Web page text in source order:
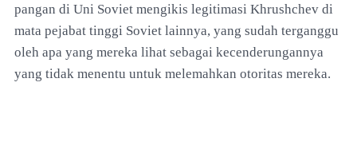
pangan di Uni Soviet mengikis legitimasi Khrushchev di
mata pejabat tinggi Soviet lainnya, yang sudah terganggu
oleh apa yang mereka lihat sebagai kecenderungannya
yang tidak menentu untuk melemahkan otoritas mereka.